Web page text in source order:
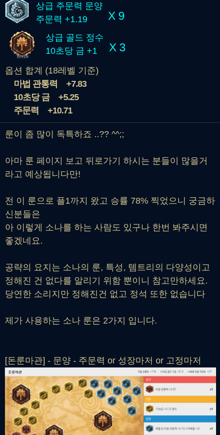
상급 주문력 문양
주문력 +1.19
X 9
상급 골드 정수
10초당 금 +1
X 3
옵션 합계 (18레벨 기준)
마법 관통력
+7.83
10초당 금
+5.25
주문력
+10.71
룬이 좀 많이 독특하죠 ..?? ^^;;
아마 룬 페이지 보고 뒤로가기 하시는 분들이 많을거
라고 예상됩니다만!
전 이 룬으로 플1까지 왔고 승률 78% 찍었으니 궁금하
신분들은
아 이렇게 소나를 하는 사람도 있구나 한번 봐주시면
좋겠네요.
공략의 요지는 소나의 룬, 특성, 템트리의 다양성이고
정해진 건 없다를 알리기 위함 뿐이니 참고만하세요.
당연한 소리지만 정해진건 없고 정석 또한 없습니다
제가 사용하는 소나 룬은 2가지 입니다.
[돈룬마관] - 문양 - 주문력 or 성장마저 or 고정마저